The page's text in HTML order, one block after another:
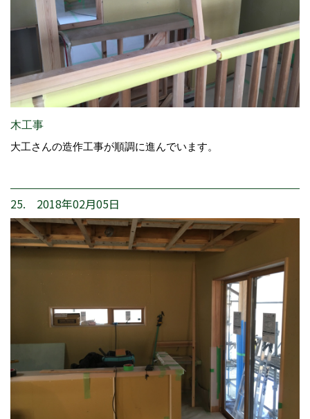
木工事
大工さんの造作工事が順調に進んでいます。
25. 2018年02月05日